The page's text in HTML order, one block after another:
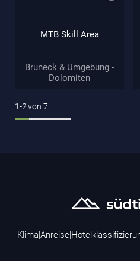
MTB Skill Area
Bruneck & Umgebung -
Dolomiten
1-2von 7
Klima|Anreise|